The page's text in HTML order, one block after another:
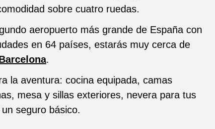
sobre cuatro ruedas.
aeropuerto más grande de España con
en 64 países, estarás muy cerca de
.
la aventura: cocina equipada, camas
mesa y sillas exteriores, nevera para tus
seguro básico.